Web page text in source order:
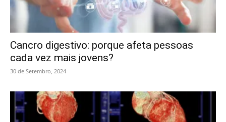
Cancro digestivo: porque afeta pessoas
cada vez mais jovens?
30 de Setembro, 2024